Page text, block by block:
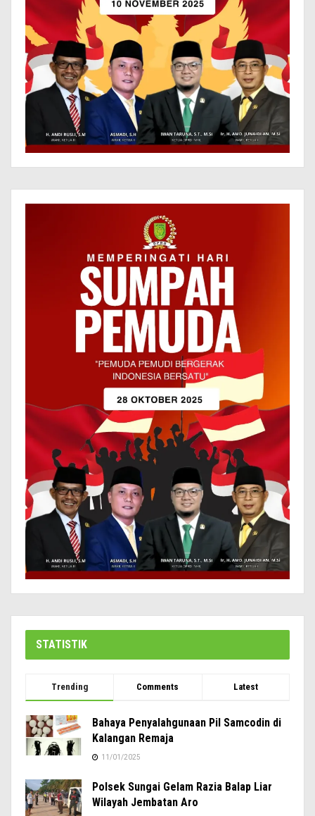
STATISTIK
Trending Comments Latest
Bahaya Penyalahgunaan Pil Samcodin di
Kalangan Remaja
11/01/2025
Polsek Sungai Gelam Razia Balap Liar
Wilayah Jembatan Aro